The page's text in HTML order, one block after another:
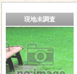
現地未調査